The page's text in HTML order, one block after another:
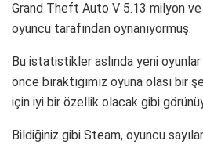
Grand Theft Auto V 5.13 milyon
oyuncu tarafından oynanıyormuş.
Bu istatistikler aslında yeni
önce bıraktığımız oyuna olası bir
için iyi bir özellik olacak gibi
Bildiğiniz gibi Steam, oyuncu